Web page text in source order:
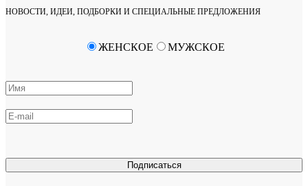
НОВОСТИ, ИДЕИ, ПОДБОРКИ И СПЕЦИАЛЬНЫЕ ПРЕДЛОЖЕНИЯ
Подписаться
ЖЕНСКОЕ МУЖСКОЕ